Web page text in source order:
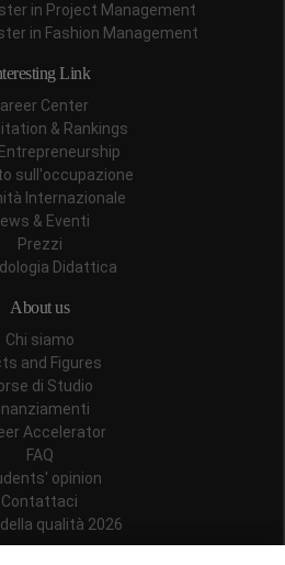
in Project Management
in Fashion Management
Link
Center
& Rankings
sull'occupazione
Internazionale
& Eventi
Prezzi
Didattica
About us
Chi siamo
and Figures
di Studio
Accelerator
FAQ
opinion
Contattaci
qualità 2026